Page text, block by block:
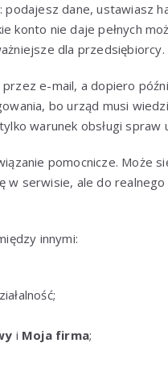
dane, ustawiasz
konto nie daje pełnych
dla przedsiębiorcy.
e-mail, a dopiero
bo urząd musi
warunek obsługi spraw
pomocnicze. Może
w serwisie, ale do
innymi:
i Moja firma;